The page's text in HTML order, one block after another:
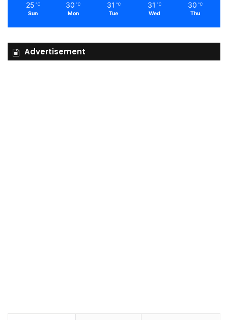
25 ℃
Sun
30 ℃
Mon
31 ℃
Tue
31 ℃
Wed
30 ℃
Thu
Advertisement